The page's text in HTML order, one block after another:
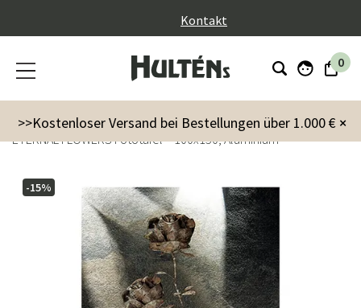
Kontakt
0
×
>>Kostenloser Versand bei Bestellungen über 1.000 €
Innenausstattung Dekoration
Gemälde & Poster
ETERNAL FLOWERS Fototafel – 100x150, Aluminium
-15%